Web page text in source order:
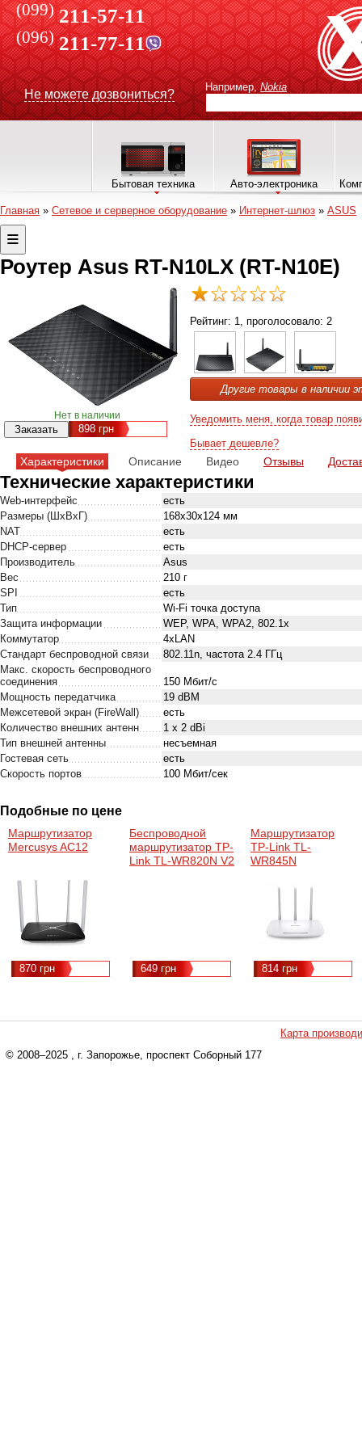
(099) 211-57-11
(096)211-77-11
Не можете дозвониться?
Например, Nokia
Бытовая техника Авто-электроника
Главная » Сетевое и серверное оборудование » Интернет-шлюз » ASUS
Роутер Asus RT-N10LX (RT-N10E)
Нет в наличии
898грн
Рейтинг: 1, проголосовало: 2
Другие товары в наличии
Уведомить меня, когда товар
Бывает дешевле?
Характеристики Описание Видео Отзывы
Технические характеристики
Web-интерфейс
есть
Размеры (ШxВxГ)
168x30x124 мм
NAT
есть
DHCP-сервер
есть
Производитель
Asus
Вес
210 г
SPI
есть
Тип
Wi-Fi точка доступа
Защита информации
WEP, WPA, WPA2, 802.1x
Коммутатор
4xLAN
Стандарт беспроводной связи
802.11n, частота 2.4 ГГц
Макс. скорость беспроводного
соединения
150 Мбит/с
Мощность передатчика
19 dBM
Межсетевой экран (FireWall)
есть
Количество внешних антенн
1 x 2 dBi
Тип внешней антенны
несъемная
Гостевая сеть
есть
Скорость портов
100 Мбит/сек
Подобные по цене
Маршрутизатор
Mercusys AC12
870 грн
Беспроводной
маршрутизатор TP-
Link TL-WR820N V2
649 грн
Маршрутизатор
TP-Link TL-
WR845N
814 грн
Карта
© 2008–2025 , г. Запорожье, проспект Соборный 177